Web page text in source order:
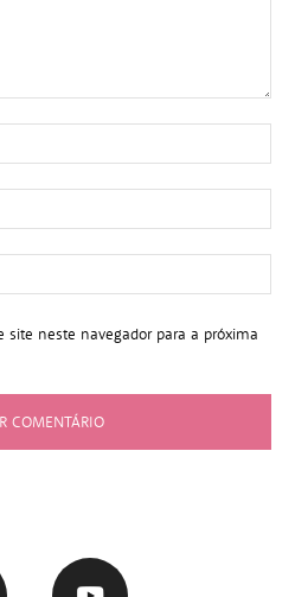
neste navegador para a próxima